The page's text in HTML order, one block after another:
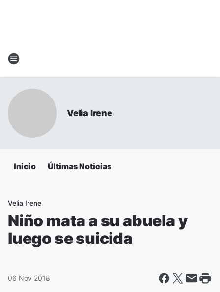
Velia Irene
Inicio Últimas Noticias
Velia Irene
Niño mata a su abuela y
luego se suicida
06 Nov 2018